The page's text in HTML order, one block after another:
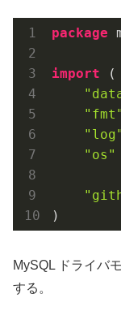
package
import (
"fmt"
"log"
"os"
)
MySQL ドライバ
する。